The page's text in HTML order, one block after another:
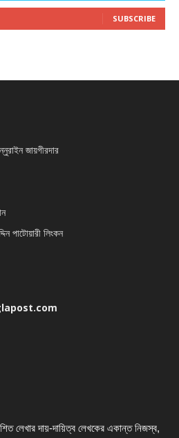
SUBSCRIBE
জায়গীরদার
পাটোয়ারী লিংকন
লেখার দায়-দায়িত্ব লেখকের একান্ত নিজস্ব,